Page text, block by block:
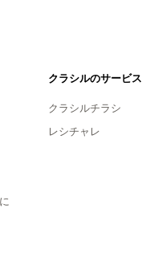
クラシルのサービス
クラシルチラシ
レシチャレ